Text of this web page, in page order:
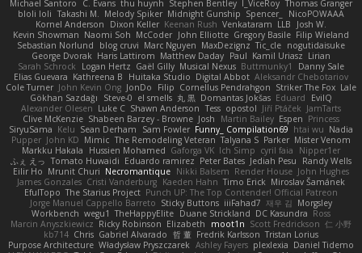
Michael Santoro
C. Evans thu huynh Stephen Bentley I_ViceRoy Thomas Granger
bloli loli Takashi M. Melody Spiker Midnight Gunship Spencer_
NicoPOWAAA
Kornel Anderson
Dixon Keller Keenan Rush Venkataram LLB
Josh W.
Kevin Showman Naomi Soh McCoder John Elliotte Gregory Basile Filip Wieland
Sebastian Norlund
blog cruvi Marc Nguyen MaxDezignz Tic_cle nogutidaisuke
George Dvorak Haris Lattirom Matthew Daday Paul Kamil Uriasz Lirian
Sarah Schrock
Logan Hertz Gaël Gilly Musical Nexus Buttmunky1
Danny Sale
Elias Guevara Kathreena B Huitaka Studio Digital Abbot Aleksandr Chebotariov
Cole Turner John Kevin Ong JonDo Filip Cornellus Pendrahgon Striker The Fox Lale
Gökhan Sazdağı
Steve-0 el smells 丸 黒 Domantas Jokšas Eduard
EvilQ
Alexander Olesen Luke C Shawn Anderson Tess opostol Jiří Ptáček JamTarts
Clive McKenzie Shabeen Barzey - Browne Josh Martin Bailey Espen Princess
SiryuSama Kelu Sean Derham Sam Fowler Funny_ Compilation69 htai wu Nadia
Pupper John KD Mimic The Remodeling Veteran Talyana S Parker Mister Venom
Markku Hakala
Hussien Mohamed Gaforga VK Ich Simp cyril faia
Nipper1er
ふぇ えっ Tomato Huwaidi Eduardo ramirez Peter Bates Jediah Pesu
Randy Wells
Eilir Ho Mrunit Churi Necromantique Nikki Balsem Render House John Hughes
James Gonzales Cristi Vanderburg Kaeden Hahn Timo Erick Miroslav Šamánek
EfulTopo The Starius Project Punch UP: The Top Contender! Official Patreon
Jorge Manuel Cappello Barreto Sticky Buttons iiiFahad7 재우 김 Morgsley
Workbench wegu1 TheHappyElite Duane Strickland DC Kasundra Ross
Marcin Anyszkiewicz Ricky Robinson Elizabeth moot1n Scott Fredrickson 仁 小野
kb714 Chris Gabriel Alvarado 哲 董 Fredrik Karlsson Tristan Lorius
Purpose Architecture Władysław Pryszczarek Ashley Fayers plexlexia Daniel Tidemo